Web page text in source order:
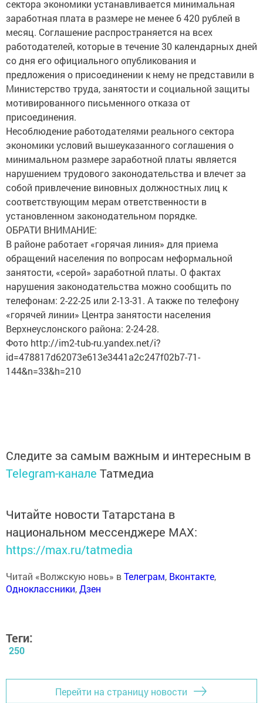
сектора экономики устанавливается минимальная
заработная плата в размере не менее 6 420 рублей в
месяц. Соглашение распространяется на всех
работодателей, которые в течение 30 календарных дней
со дня его официального опубликования и
предложения о присоединении к нему не представили в
Министерство труда, занятости и социальной защиты
мотивированного письменного отказа от
присоединения.
Несоблюдение работодателями реального сектора
экономики условий вышеуказанного соглашения о
минимальном размере заработной платы является
нарушением трудового законодательства и влечет за
собой привлечение виновных должностных лиц к
соответствующим мерам ответственности в
установленном законодательном порядке.
ОБРАТИ ВНИМАНИЕ:
В районе работает «горячая линия» для приема
обращений населения по вопросам неформальной
занятости, «серой» заработной платы. О фактах
нарушения законодательства можно сообщить по
телефонам: 2-22-25 или 2-13-31. А также по телефону
«горячей линии» Центра занятости населения
Верхнеуслонского района: 2-24-28.
Фото http://im2-tub-ru.yandex.net/i?
id=478817d62073e613e3441a2c247f02b7-71-
144&n=33&h=210
Следите за самым важным и интересным в
Telegram-канале Татмедиа
Читайте новости Татарстана в
национальном мессенджере MАХ:
https://max.ru/tatmedia
Читай «Волжскую новь» вТелеграм, Вконтакте,
Одноклассники,Дзен
Теги:
250
Перейти на страницу новости